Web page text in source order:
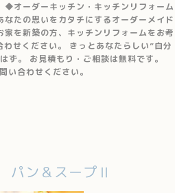
オーダーキッチン・キッチンリフォーム
たの思いをカタチにするオーダーメイド
を新築の方、キッチンリフォームをお考
せください。 きっとあなたらしい”自分
ず。 お見積もり・ご相談は無料です。
い合わせください。
パン＆スープⅡ